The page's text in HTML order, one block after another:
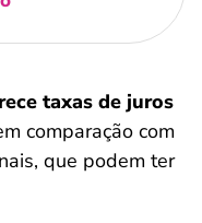
taxas de juros
comparação com
que podem ter